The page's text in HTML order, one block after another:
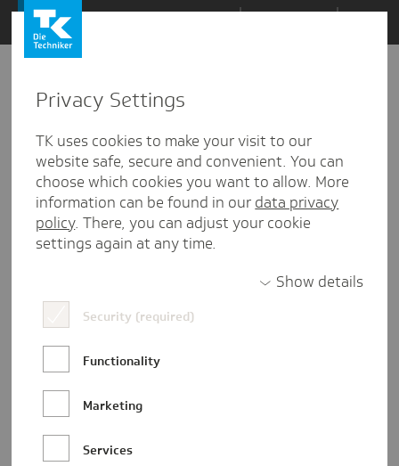
Zum
Inhalt
springen
den
Kommentaren
Privacy Settings
TK uses cookies to make your visit to our
website safe, secure and convenient. You can
choose which cookies you want to allow. More
information can be found in our data privacy
policy. There, you can adjust your cookie
settings again at any time.
Show details
Security (required)
Functionality
Marketing
Services